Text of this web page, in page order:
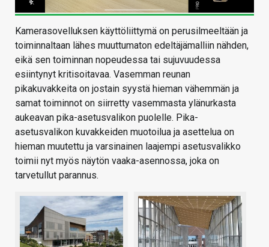
Kamerasovelluksen käyttöliittymä on perusilmeeltään ja
toiminnaltaan lähes muuttumaton edeltäjämalliin nähden,
eikä sen toiminnan nopeudessa tai sujuvuudessa
esiintynyt kritisoitavaa. Vasemman reunan
pikakuvakkeita on jostain syystä hieman vähemmän ja
samat toiminnot on siirretty vasemmasta ylänurkasta
aukeavan pika-asetusvalikon puolelle. Pika-
asetusvalikon kuvakkeiden muotoilua ja asettelua on
hieman muutettu ja varsinainen laajempi asetusvalikko
toimii nyt myös näytön vaaka-asennossa, joka on
tarvetullut parannus.